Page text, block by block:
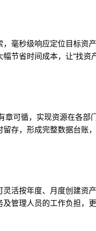
毫秒级响应定位目标资
节省时间成本，让“找资
章可循，实现资源在各部
存，形成完整数据台账
活按年度、月度创建资
管理人员的工作负担，